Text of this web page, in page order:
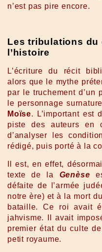
n’est pas pire encore.
Les tribulations du
l’histoire
L’écriture du récit
alors que le mythe
par le truchement d’un
le personnage
Moïse. L’important est
piste des auteurs
d’analyser les
rédigé, puis porté à la
Il est, en effet,
texte de la Genèse
défaite de l’armée
notre ère) et à la mort
bataille. Ce roi avait
jahvisme. Il avait
premier état du culte
petit royaume.